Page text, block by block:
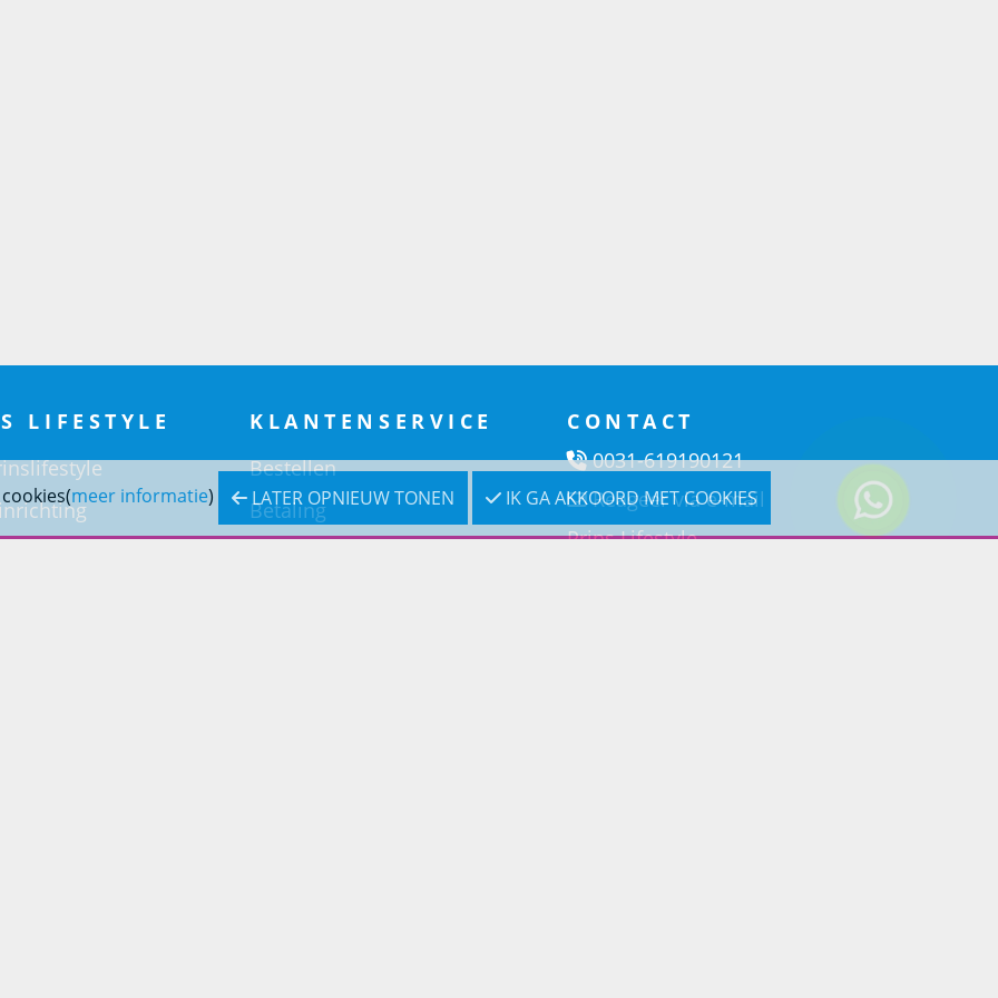
meer informatie) LATER OPNIEUW TONEN IK GA AKKOORD MET COOKIES
LIFESTYLE KLANTENSERVICE
Bestellen
Betaling
CONTACT
0031-619190121
Reageer via e-mail
Prins Lifestyle